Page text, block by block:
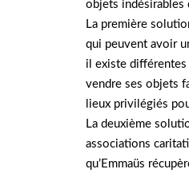
objets indésirables
La première
qui peuvent avoir
il existe
vendre ses objets
lieux privilégiés
La deuxième
associations
qu’Emmaüs